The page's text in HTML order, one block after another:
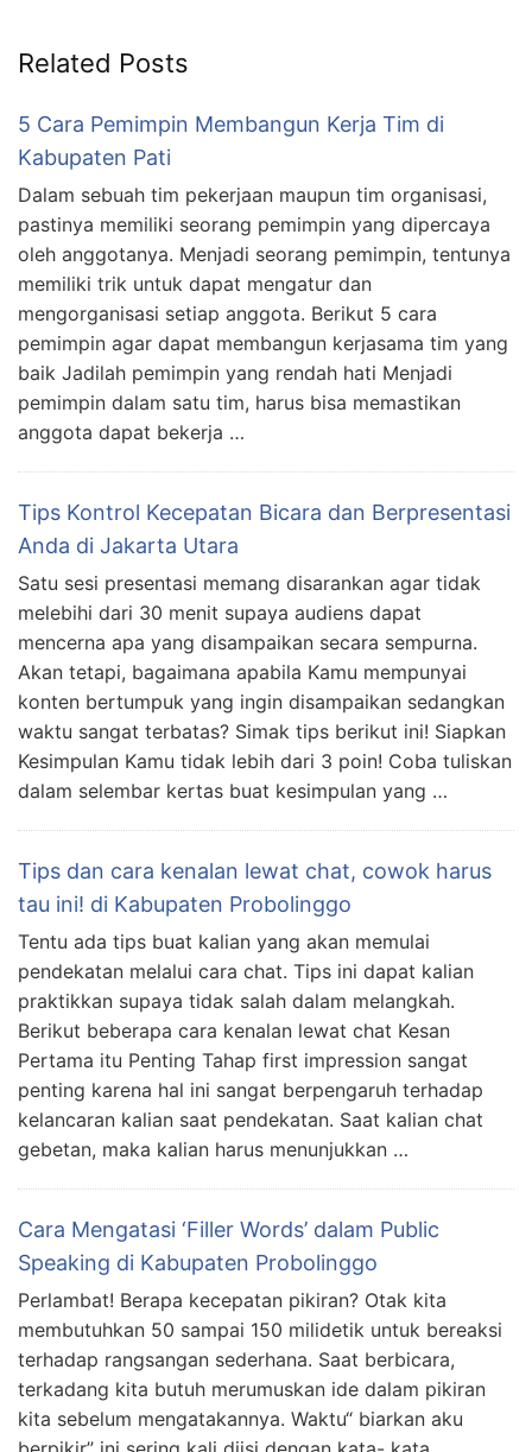
Related Posts
5 Cara Pemimpin Membangun Kerja Tim di
Kabupaten Pati
Dalam sebuah tim pekerjaan maupun tim organisasi,
pastinya memiliki seorang pemimpin yang dipercaya
oleh anggotanya. Menjadi seorang pemimpin, tentunya
memiliki trik untuk dapat mengatur dan
mengorganisasi setiap anggota. Berikut 5 cara
pemimpin agar dapat membangun kerjasama tim yang
baik Jadilah pemimpin yang rendah hati Menjadi
pemimpin dalam satu tim, harus bisa memastikan
anggota dapat bekerja …
Tips Kontrol Kecepatan Bicara dan Berpresentasi
Anda di Jakarta Utara
Satu sesi presentasi memang disarankan agar tidak
melebihi dari 30 menit supaya audiens dapat
mencerna apa yang disampaikan secara sempurna.
Akan tetapi, bagaimana apabila Kamu mempunyai
konten bertumpuk yang ingin disampaikan sedangkan
waktu sangat terbatas? Simak tips berikut ini! Siapkan
Kesimpulan Kamu tidak lebih dari 3 poin! Coba tuliskan
dalam selembar kertas buat kesimpulan yang …
Tips dan cara kenalan lewat chat, cowok harus
tau ini! di Kabupaten Probolinggo
Tentu ada tips buat kalian yang akan memulai
pendekatan melalui cara chat. Tips ini dapat kalian
praktikkan supaya tidak salah dalam melangkah.
Berikut beberapa cara kenalan lewat chat Kesan
Pertama itu Penting Tahap first impression sangat
penting karena hal ini sangat berpengaruh terhadap
kelancaran kalian saat pendekatan. Saat kalian chat
gebetan, maka kalian harus menunjukkan …
Cara Mengatasi ‘Filler Words’ dalam Public
Speaking di Kabupaten Probolinggo
Perlambat! Berapa kecepatan pikiran? Otak kita
membutuhkan 50 sampai 150 milidetik untuk bereaksi
terhadap rangsangan sederhana. Saat berbicara,
terkadang kita butuh merumuskan ide dalam pikiran
kita sebelum mengatakannya. Waktu“ biarkan aku